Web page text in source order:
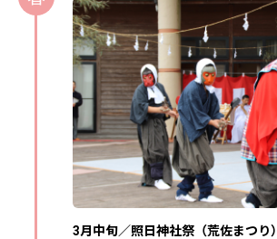
3月中旬／照日神社祭（荒佐まつり）